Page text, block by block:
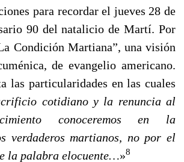
para recordar el jueves 28 de
90 del natalicio de Martí. Por
Condición Martiana”, una visión
de evangelio americano.
las particularidades en las cuales
cotidiano y la renuncia al
conoceremos en la
verdaderos martianos, no por el
la palabra elocuente…»8